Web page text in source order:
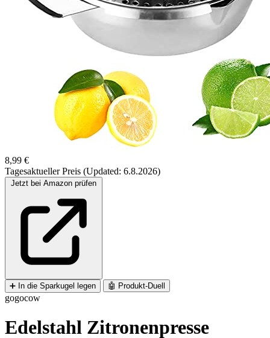
8,99 €
Tagesaktueller Preis (Updated: 6.8.2026)
➕ In die Sparkugel legen 🤖 Produkt-Duell
gogocow
Edelstahl Zitronenpresse